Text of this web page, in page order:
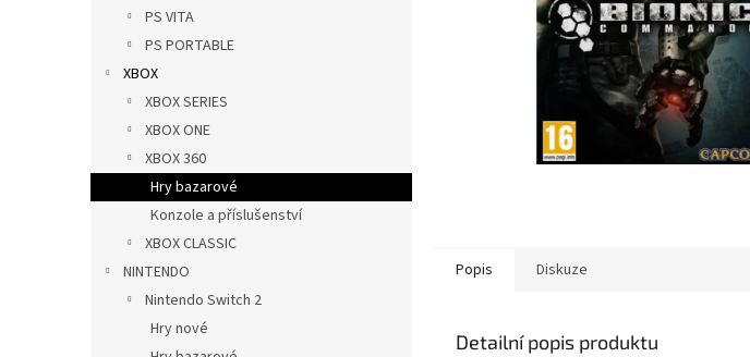
PS VITA
PS PORTABLE
XBOX
XBOX SERIES
XBOX ONE
XBOX 360
Hry bazarové
Konzole a příslušenství
XBOX CLASSIC
NINTENDO
Nintendo Switch 2
Hry nové
Popis Diskuze
Detailní popis produktu